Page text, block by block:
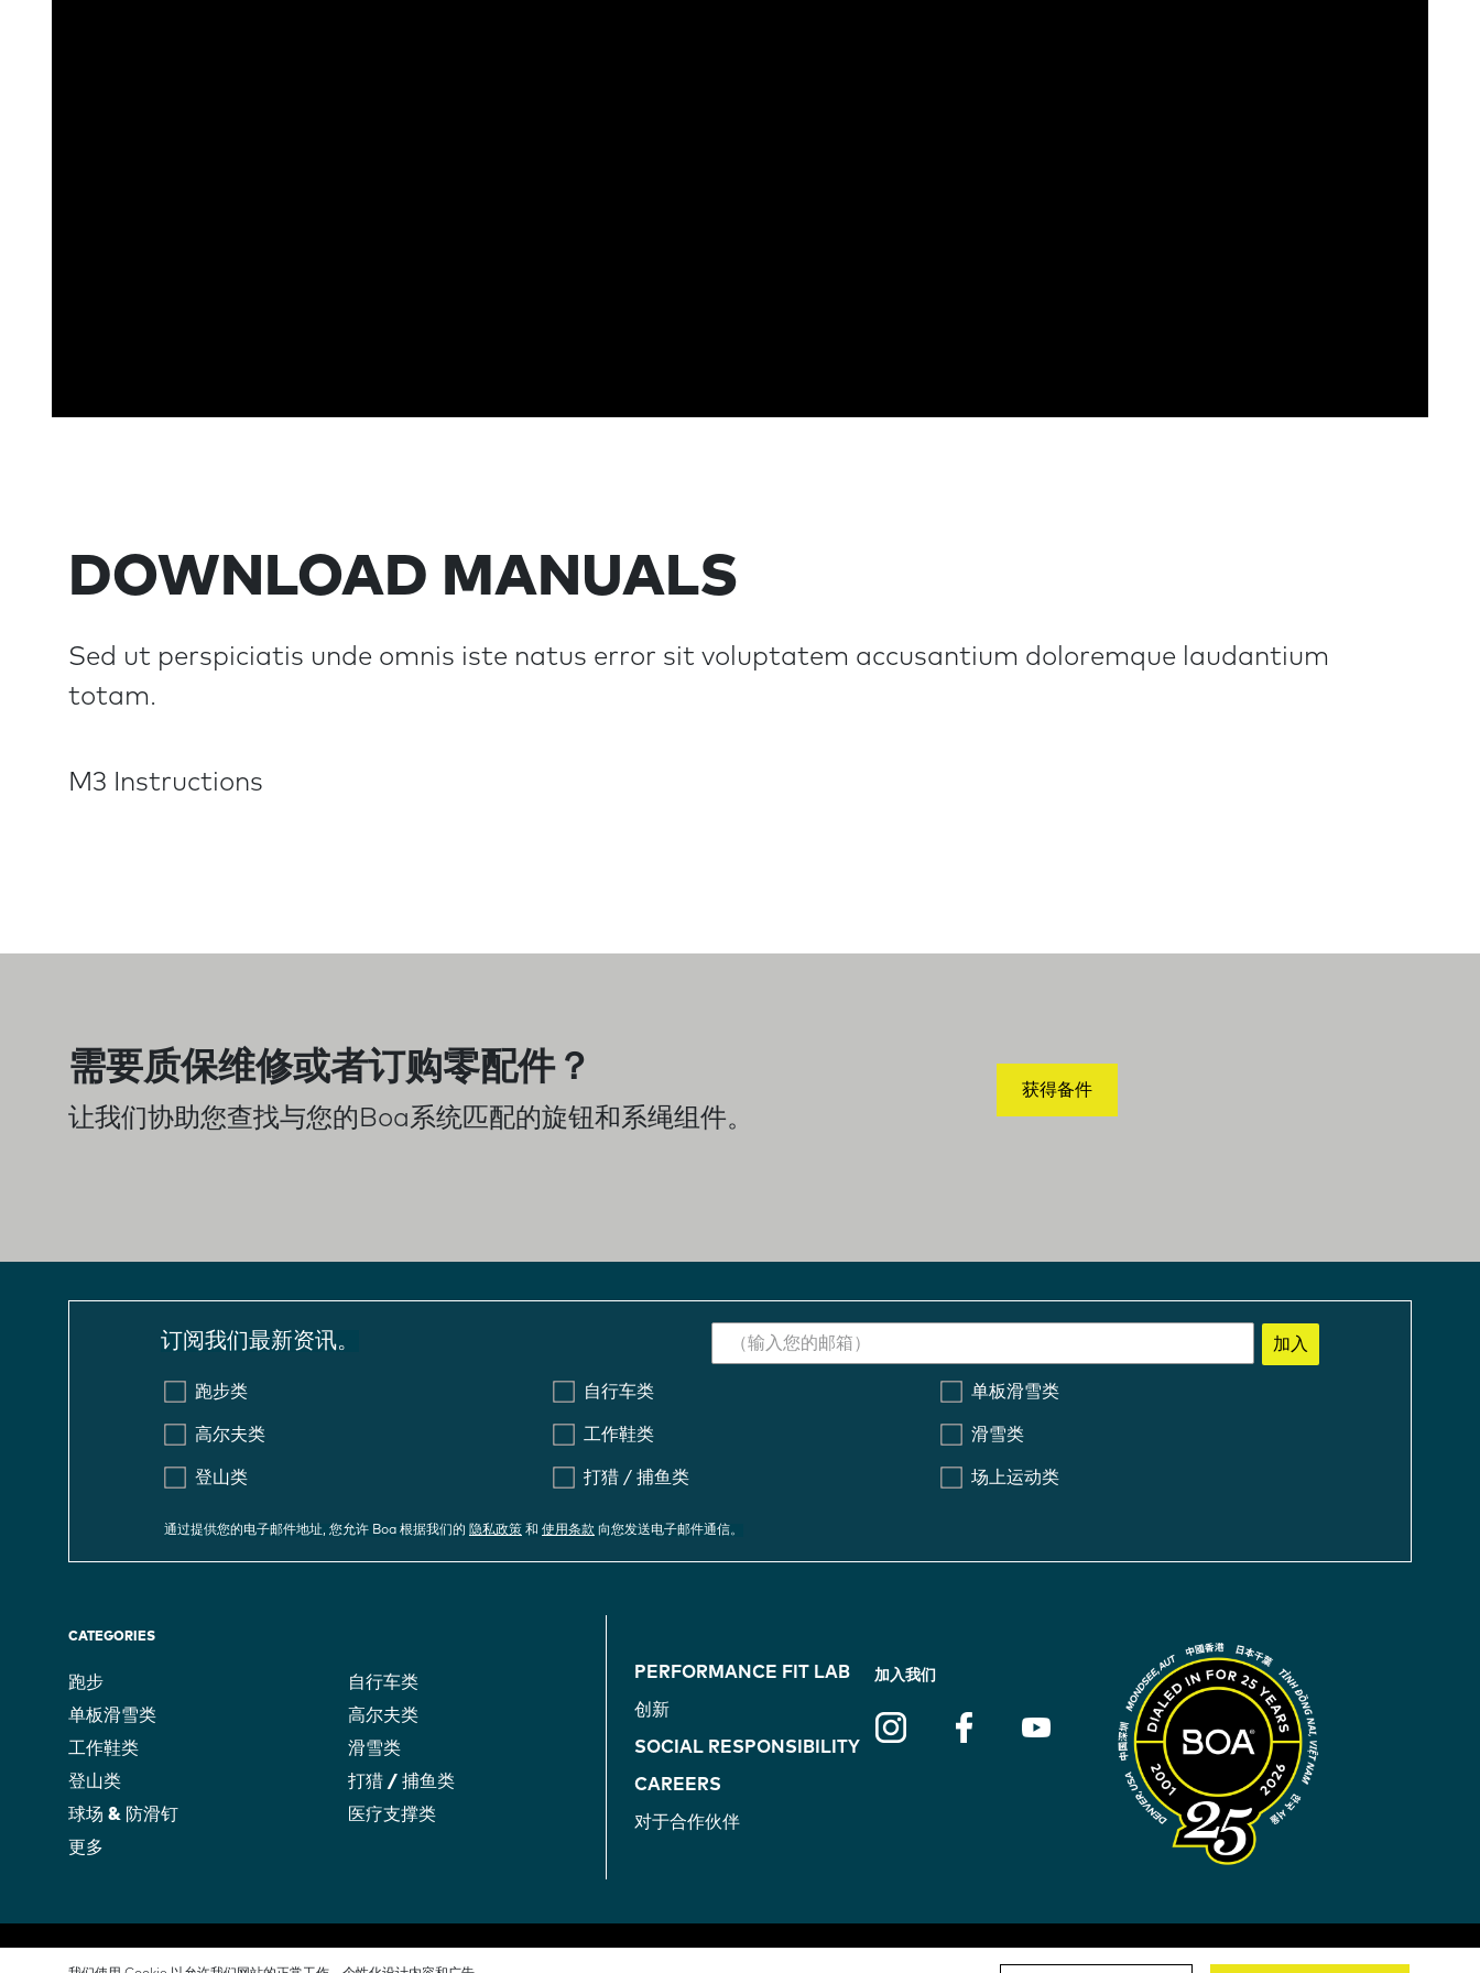
DOWNLOAD MANUALS
Sed ut perspiciatis unde omnis iste natus error sit voluptatem accusantium doloremque laudantium
totam.
M3 Instructions
需要质保维修或者订购零配件？
让我们协助您查找与您的Boa系统匹配的旋钮和系绳组件。
获得备件
订阅我们最新资讯。 加入
跑步类 自行车类 单板滑雪类
高尔夫类 工作鞋类 滑雪类
登山类 打猎 / 捕鱼类 场上运动类
通过提供您的电子邮件地址, 您允许 Boa 根据我们的 隐私政策 和 使用条款 向您发送电子邮件通信。
CATEGORIES
跑步
自行车类
单板滑雪类
高尔夫类
工作鞋类
滑雪类
登山类
打猎 / 捕鱼类
球场 & 防滑钉
医疗支撑类
更多
O
O
T
PERFORMANCE FIT LAB
创新
SOCIAL RESPONSIBILITY
CAREERS
对于合作伙伴
加入我们